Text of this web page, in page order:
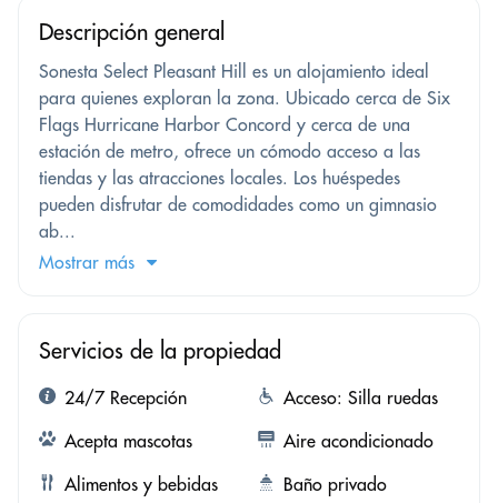
Descripción general
Sonesta Select Pleasant Hill es un alojamiento ideal
para quienes exploran la zona. Ubicado cerca de Six
Flags Hurricane Harbor Concord y cerca de una
estación de metro, ofrece un cómodo acceso a las
tiendas y las atracciones locales. Los huéspedes
pueden disfrutar de comodidades como un gimnasio
ab...
Mostrar más
Servicios de la propiedad
24/7 Recepción
Acceso: Silla ruedas
Acepta mascotas
Aire acondicionado
Alimentos y bebidas
Baño privado